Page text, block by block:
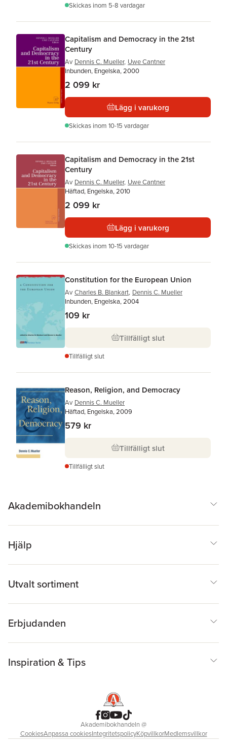
Skickas inom 5-8 vardagar
Capitalism and Democracy in the 21st
Century
Av Dennis C. Mueller, Uwe Cantner
Inbunden, Engelska, 2000
2 099 kr
Lägg i varukorg
Skickas inom 10-15 vardagar
Capitalism and Democracy in the 21st
Century
Av Dennis C. Mueller, Uwe Cantner
Häftad, Engelska, 2010
2 099 kr
Lägg i varukorg
Skickas inom 10-15 vardagar
Constitution for the European Union
Av Charles B. Blankart, Dennis C. Mueller
Inbunden, Engelska, 2004
109 kr
Tillfälligt slut
Tillfälligt slut
Reason, Religion, and Democracy
Av Dennis C. Mueller
Häftad, Engelska, 2009
579 kr
Tillfälligt slut
Tillfälligt slut
Akademibokhandeln
Hjälp
Utvalt sortiment
Erbjudanden
Inspiration & Tips
Akademibokhandeln@
CookiesAnpassa cookiesIntegritetspolicyKöpvillkorMedlemsvillkor